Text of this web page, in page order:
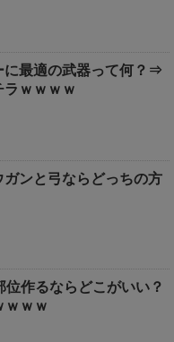
に最適の武器って何？⇒
ｗｗｗｗ
ガンと弓ならどっちの方
位作るならどこがいい？
ｗｗ